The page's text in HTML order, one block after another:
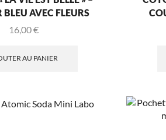
BLEU AVEC FLEURS
16,00€
AU PANIER